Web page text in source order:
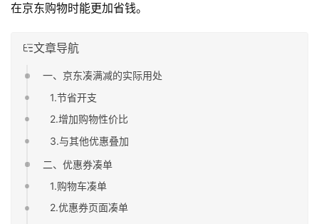
在京东购物时能更加省钱。
文章导航
一、京东凑满减的实际用处
1.节省开支
2.增加购物性价比
3.与其他优惠叠加
二、优惠券凑单
1.购物车凑单
2.优惠券页面凑单